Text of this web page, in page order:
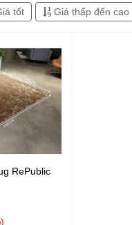
tốt Giá thấp đến cao
RePublic